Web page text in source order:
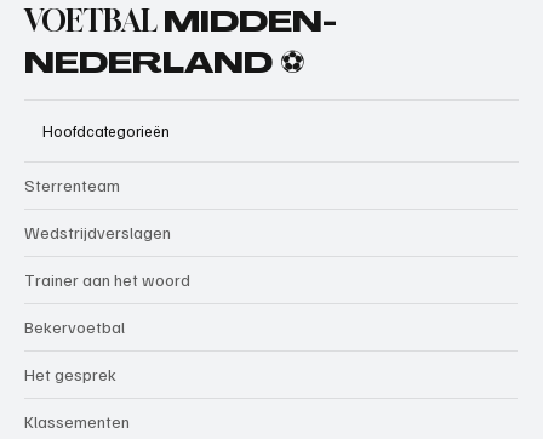
VOETBAL MIDDEN-
NEDERLAND ⚽
Hoofdcategorieën
Sterrenteam
Wedstrijdverslagen
Trainer aan het woord
Bekervoetbal
Het gesprek
Klassementen